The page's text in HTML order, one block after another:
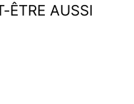
ÊTRE AUSSI